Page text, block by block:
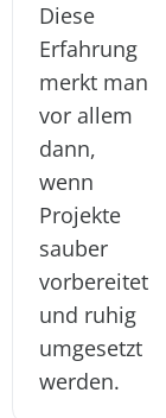
Diese
Erfahrung
merkt man
vor allem
dann,
wenn
Projekte
sauber
vorbereitet
und ruhig
umgesetzt
werden.